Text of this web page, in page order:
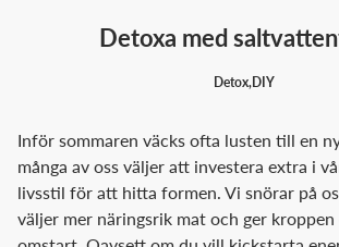
Detoxa med
Detox,DIY
Inför sommaren väcks ofta lusten till en
många av oss väljer att investera extra i
livsstil för att hitta formen. Vi snörar på
väljer mer näringsrik mat och ger